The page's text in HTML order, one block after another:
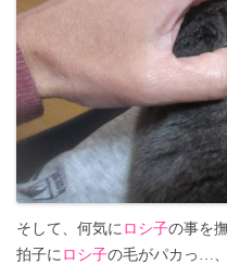
そして、何気に ロシ子の事を
拍子に ロシ子の毛がパカっ…